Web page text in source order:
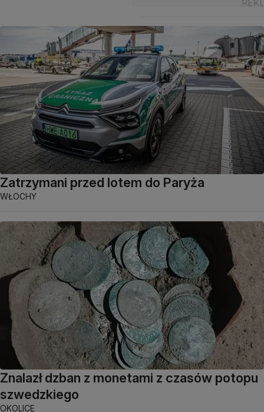
Zatrzymani przed lotem do Paryża
WŁOCHY
Znalazł dzban z monetami z czasów potopu
szwedzkiego
OKOLICE